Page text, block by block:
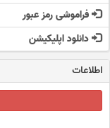
فراموشی رمز عبور
دانلود اپلیکیشن
اطلاعات